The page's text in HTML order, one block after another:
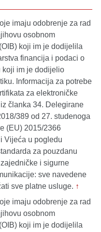
imaju odobrenje za rad
osobnom
koji im je dodijelila
financija i podaci o
koji im je dodijelio
Informacija za potrebe
za elektroničke
članka 34. Delegirane
389 od 27. studenoga
(EU) 2015/2366
Vijeća u pogledu
za pouzdanu
i sigurne
sve navedene
sve platne usluge. ↑
imaju odobrenje za rad
osobnom
koji im je dodijelila